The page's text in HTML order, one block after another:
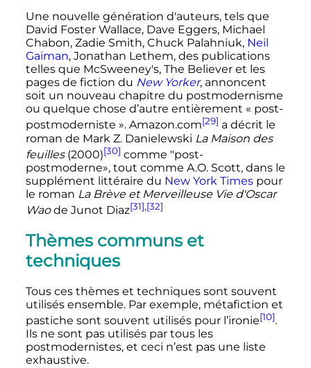
Une nouvelle génération d'auteurs, tels que
David Foster Wallace, Dave Eggers, Michael
Chabon, Zadie Smith, Chuck Palahniuk, Neil
Gaiman, Jonathan Lethem, des publications
telles que McSweeney's, The Believer et les
pages de fiction du New Yorker, annoncent
soit un nouveau chapitre du postmodernisme
ou quelque chose d’autre entièrement « post-
postmoderniste ». Amazon.com[29] a décrit le
roman de Mark Z. Danielewski La Maison des
feuilles(2000)[30] comme "post-
postmoderne», tout comme A.O. Scott, dans le
supplément littéraire du New York Timespour
le roman La Brève et Merveilleuse Vie d'Oscar
Waode Junot Diaz[31],[32]
Thèmes communs et
techniques
Tous ces thèmes et techniques sont souvent
utilisés ensemble. Par exemple, métafiction et
pastiche sont souvent utilisés pour l’ironie[10].
Ils ne sont pas utilisés par tous les
postmodernistes, et ceci n’est pas une liste
exhaustive.